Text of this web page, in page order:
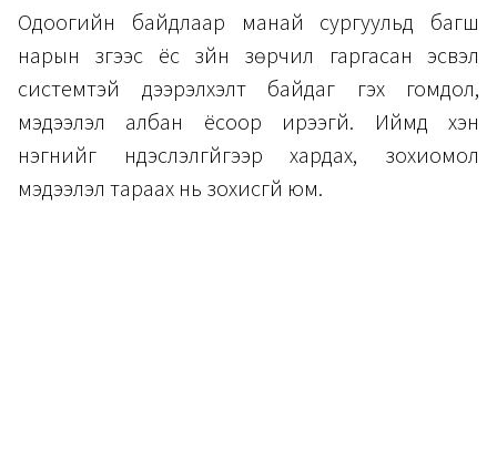
Одоогийн байдлаар манай сургуульд багш
нарын зүгээс ёс зүйн зөрчил гаргасан эсвэл
системтэй дээрэлхэлт байдаг гэх гомдол,
мэдээлэл албан ёсоор ирээгүй. Иймд хэн
нэгнийг үндэслэлгүйгээр хардах, зохиомол
мэдээлэл тараах нь зохисгүй юм.